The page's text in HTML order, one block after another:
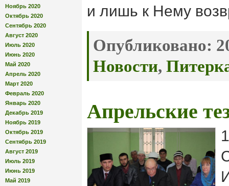
Ноябрь 2020
Октябрь 2020
Сентябрь 2020
Август 2020
Июль 2020
Июнь 2020
Май 2020
Апрель 2020
Март 2020
Февраль 2020
Январь 2020
Декабрь 2019
Ноябрь 2019
Октябрь 2019
Сентябрь 2019
Август 2019
Июль 2019
Июнь 2019
Май 2019
и лишь к Нему
Опубликовано:
Новости,
Апрельские